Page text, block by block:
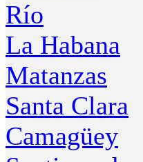
Río
La Habana
Matanzas
Santa Clara
Camagüey